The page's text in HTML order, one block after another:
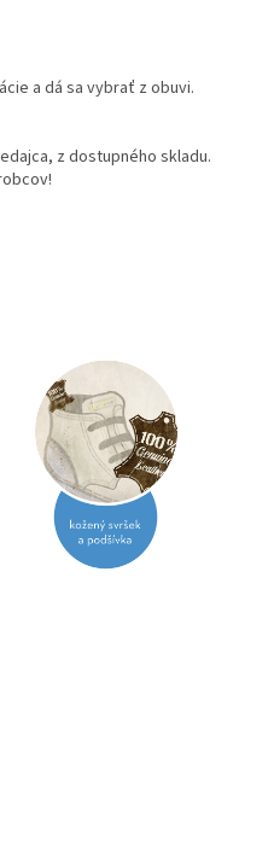
a dá sa vybrať z obuvi.
z dostupného skladu.